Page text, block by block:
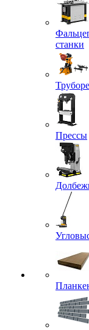
станки
Прессы